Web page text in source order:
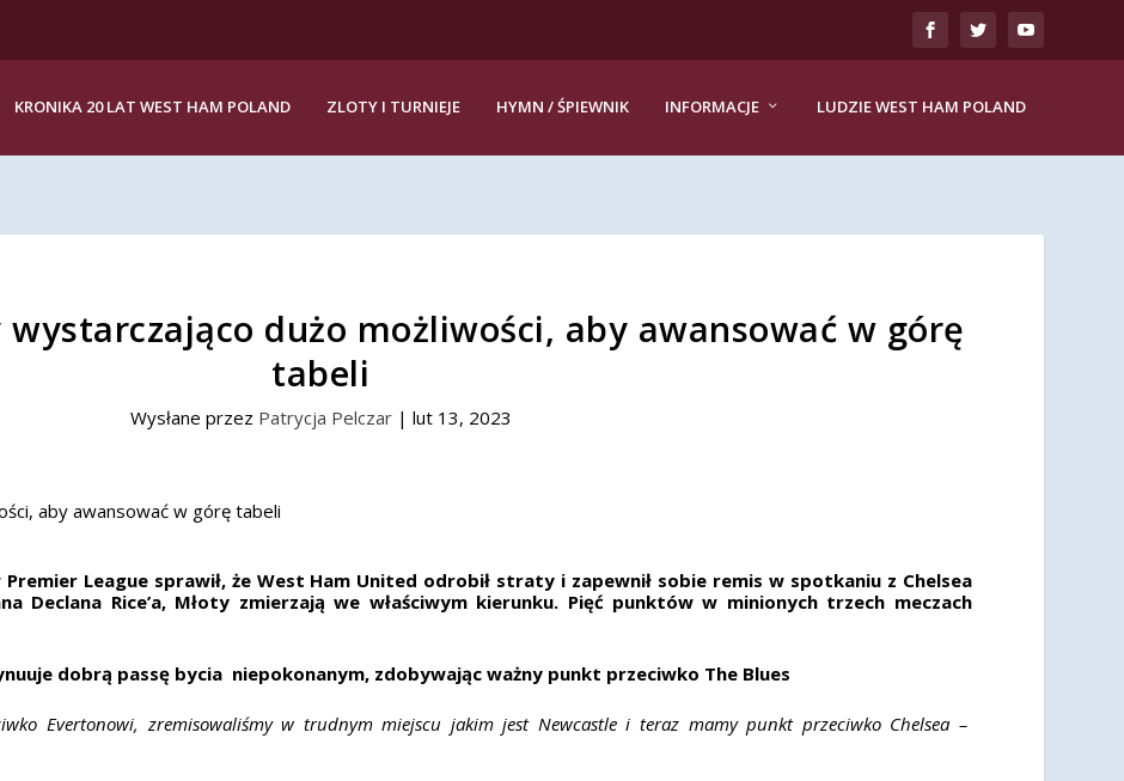
KRONIKA 20 LAT WEST HAM POLAND ZLOTY I TURNIEJE HYMN / ŚPIEWNIK INFORMACJE LUDZIE WEST HAM POLAND
wystarczająco dużo możliwości, aby awansować w górę
tabeli
Wysłane przez Patrycja Pelczar| lut 13, 2023
League sprawił, że West Ham United odrobił straty i zapewnił sobie remis w spotkaniu z Chelsea
Declana Rice’a, Młoty zmierzają we właściwym kierunku. Pięć punktów w minionych trzech meczach
dobrą passę bycia niepokonanym, zdobywając ważny punkt przeciwko The Blues
Evertonowi, zremisowaliśmy w trudnym miejscu jakim jest Newcastle i teraz mamy punkt przeciwko Chelsea –